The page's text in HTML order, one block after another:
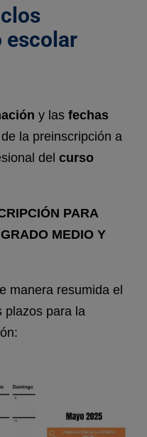
escolar
y las fechas
la preinscripción a
del curso
PARA
MEDIO Y
manera resumida el
plazos para la